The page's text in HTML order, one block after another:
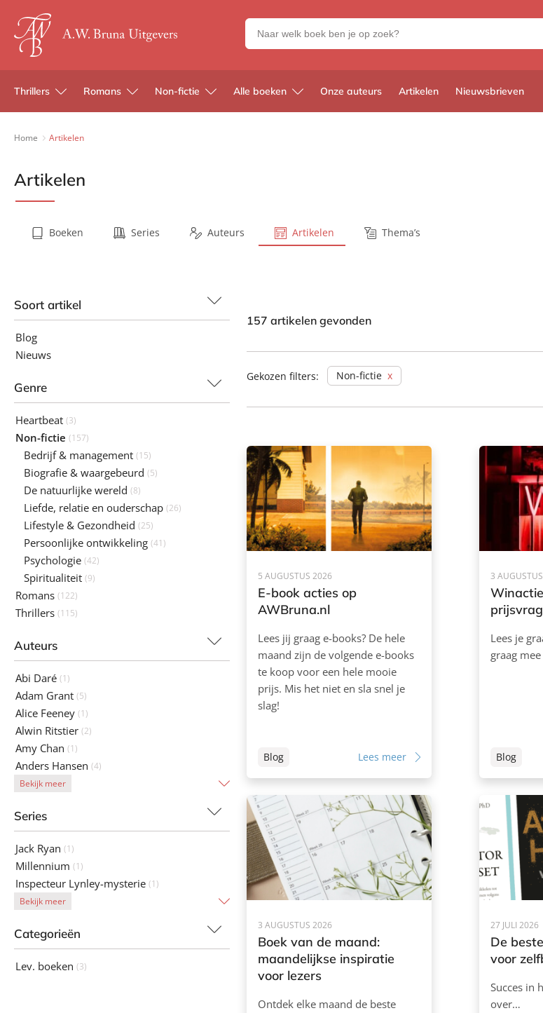
Zoeken
naar
en
uitgevers
Thrillers Romans Non-fictie Alle boeken Onze auteurs Artikelen Nieuwsbrieven
Home Artikelen
Artikelen
Boeken Series Auteurs Artikelen Thema’s
Soort artikel
Blog
Nieuws
Genre
Heartbeat (3)
Non-fictie (157)
Bedrijf & management (15)
Biografie & waargebeurd (5)
De natuurlijke wereld (8)
Liefde, relatie en ouderschap (26)
Lifestyle & Gezondheid (25)
Persoonlijke ontwikkeling (41)
Psychologie (42)
Spiritualiteit (9)
Romans (122)
Thrillers (115)
Auteurs
Abi Daré (1)
Adam Grant (5)
Alice Feeney (1)
Alwin Ritstier (2)
Amy Chan (1)
Anders Hansen (4)
Bekijk meer
Series
Jack Ryan (1)
Millennium (1)
Inspecteur Lynley-mysterie (1)
Bekijk meer
Categorieën
Lev. boeken (3)
157 artikelen gevonden
Gekozen filters: Non-fictie
5 AUGUSTUS 2026
E-book acties op
AWBruna.nl
Lees jij graag e-books? De hele
maand zijn de volgende e-books
te koop voor een hele mooie
prijs. Mis het niet en sla snel je
slag!
Blog Lees meer
3
Lees je
graag
Blog
3 AUGUSTUS 2026
Boek van de maand:
maandelijkse inspiratie
voor lezers
Ontdek elke maand de beste
27 JULI 2026
De
voor
Succes in
over…